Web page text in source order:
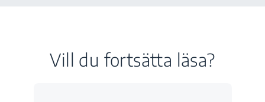
Vill du fortsätta läsa?